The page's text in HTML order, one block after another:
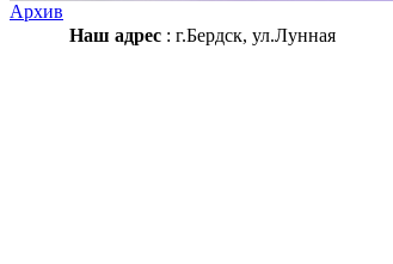
Архив
Наш адрес : г.Бердск, ул.Лунная